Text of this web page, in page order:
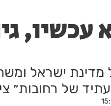
עכשיו,
ישראל
של רחובות״